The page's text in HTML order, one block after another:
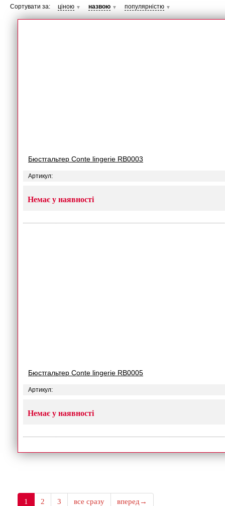
Сортувати за: ціною ▼ назвою ▼ популярністю ▼
Бюстгальтер Conte lingerie RB0003
Артикул:
Немає у наявності
Бюстгальтер Conte lingerie RB0005
Артикул:
Немає у наявності
1 2 3 все сразу вперед→